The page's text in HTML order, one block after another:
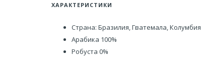
ХАРАКТЕРИСТИКИ
Страна: Бразилия, Гватемала, Колумбия
Арабика 100%
Робуста 0%